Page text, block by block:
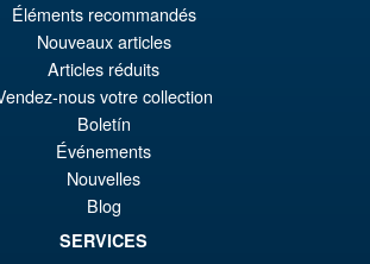
Éléments recommandés
Nouveaux articles
Articles réduits
nous votre collection
Boletín
Événements
Nouvelles
Blog
SERVICES